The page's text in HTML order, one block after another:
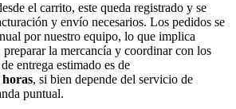
el carrito, este queda registrado y se
y envío necesarios. Los pedidos se
por nuestro equipo, lo que implica
la mercancía y coordinar con los
entrega estimado es de
, si bien depende del servicio de
puntual.